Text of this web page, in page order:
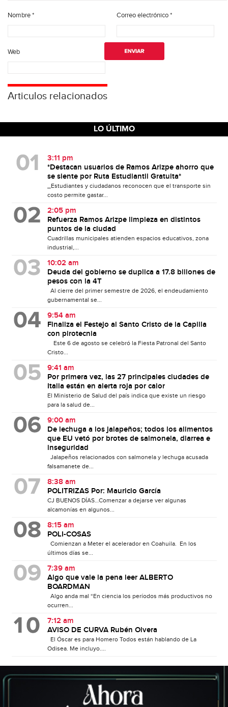
Nombre* Correo electrónico*
Web
Articulos relacionados
LO ÚLTIMO
3:11 pm
*Destacan usuarios de Ramos Arizpe ahorro que
se siente por Ruta Estudiantil Gratuita*
_Estudiantes y ciudadanos reconocen que el transporte sin
costo permite gastar...
2:05 pm
Refuerza Ramos Arizpe limpieza en distintos
puntos de la ciudad
Cuadrillas municipales atienden espacios educativos, zona
industrial,...
10:02 am
Deuda del gobierno se duplica a 17.8 billones de
pesos con la 4T
Al cierre del primer semestre de 2026, el endeudamiento
gubernamental se...
9:54 am
Finaliza el Festejo al Santo Cristo de la Capilla
con pirotecnia
Este 6 de agosto se celebró la Fiesta Patronal del Santo
Cristo...
9:41 am
Por primera vez, las 27 principales ciudades de
Italia están en alerta roja por calor
El Ministerio de Salud del país indica que existe un riesgo
para la salud de...
9:00 am
De lechuga a los jalapeños; todos los alimentos
que EU vetó por brotes de salmonela, diarrea e
inseguridad
Jalapeños relacionados con salmonela y lechuga acusada
falsamanete de...
8:38 am
POLITRIZAS Por: Mauricio García
CJ BUENOS DÍAS…Comenzar a dejarse ver algunas
alcamonías en algunos...
8:15 am
POLI-COSAS
Comienzan a Meter el acelerador en Coahuila. En los
últimos días se...
7:39 am
Algo que vale la pena leer ALBERTO
BOARDMAN
Algo anda mal “En ciencia los períodos más productivos no
ocurren...
7:12 am
AVISO DE CURVA Rubén Olvera
El Óscar es para Homero Todos están hablando de La
Odisea. Me incluyo....